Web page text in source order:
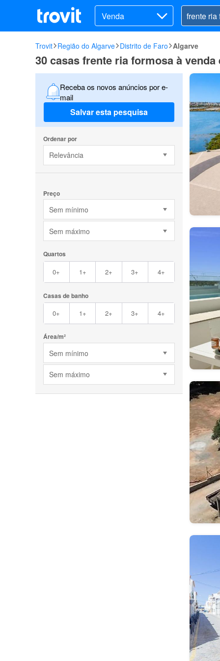
Venda
Trovit Região do Algarve Distrito de Faro Algarve
30 casas frente ria formosa à
Receba os novos anúncios por e-
mail
Salvar esta pesquisa
Ordenar por
Relevância
Preço
Sem mínimo
Sem máximo
Quartos
0+ 1+ 2+ 3+ 4+
Casas de banho
0+ 1+ 2+ 3+ 4+
Área/m²
Sem mínimo
Sem máximo